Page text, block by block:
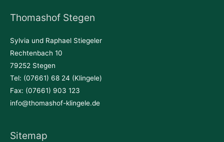
Thomashof Stegen
Sylvia und Raphael Stiegeler
Rechtenbach 10
79252 Stegen
Tel: (07661) 68 24 (Klingele)
Fax: (07661) 903 123
info@thomashof-klingele.de
Sitemap